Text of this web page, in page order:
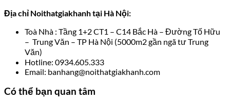
Địa chỉ Noithatgiakhanh tại Hà Nội:
Toà Nhà : Tầng 1+2 CT1 – C14 Bắc Hà – Đường Tố Hữu
– Trung Văn – TP Hà Nội (5000m2 gần ngã tư Trung
Văn)
Hotline: 0934.605.333
Email: banhang@noithatgiakhanh.com
Có thể bạn quan tâm